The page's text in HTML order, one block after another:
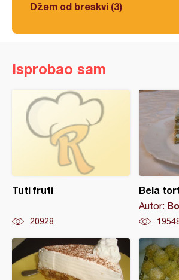
Džem od breskvi (3)
Isprobao sam
Tuti fruti
20928
Bela
Autor: